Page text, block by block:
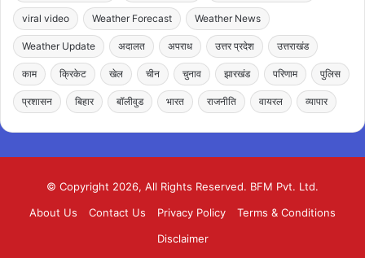
viral video Weather Forecast Weather News
Weather Update अदालत अपराध उत्तर प्रदेश उत्तराखंड
काम क्रिकेट खेल चीन चुनाव झारखंड परिणाम पुलिस
प्रशासन बिहार बॉलीवुड भारत राजनीति वायरल व्यापार
© Copyright 2026, All Rights Reserved. BFM Pvt. Ltd.
About Us
Contact Us Privacy Policy
Terms & Conditions
Disclaimer